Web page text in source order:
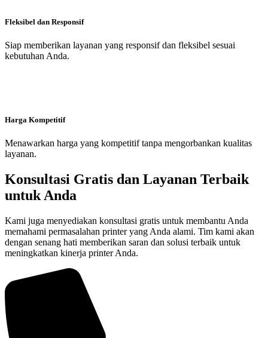
Fleksibel dan Responsif
Siap memberikan layanan yang responsif dan fleksibel sesuai
kebutuhan Anda.
Harga Kompetitif
Menawarkan harga yang kompetitif tanpa mengorbankan kualitas
layanan.
Konsultasi Gratis dan Layanan Terbaik
untuk Anda
Kami juga menyediakan konsultasi gratis untuk membantu Anda
memahami permasalahan printer yang Anda alami. Tim kami akan
dengan senang hati memberikan saran dan solusi terbaik untuk
meningkatkan kinerja printer Anda.